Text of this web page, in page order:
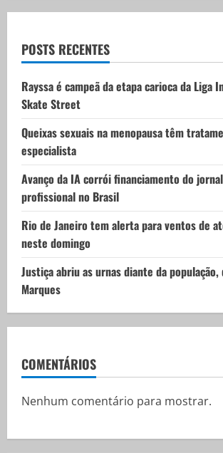
t
i
o
n
POSTS RECENTES
Rayssa é campeã da etapa carioca da Liga
Skate Street
Queixas sexuais na menopausa têm
especialista
Avanço da IA corrói financiamento do
profissional no Brasil
Rio de Janeiro tem alerta para ventos de
neste domingo
Justiça abriu as urnas diante da população,
Marques
COMENTÁRIOS
Nenhum comentário para mostrar.